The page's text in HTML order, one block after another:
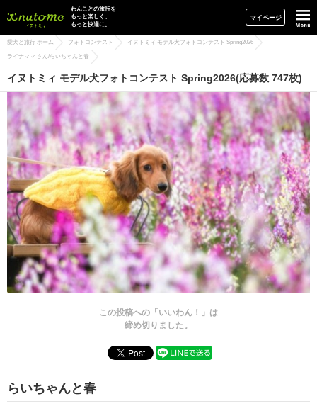
イヌトミィ
わんことの旅行を
もっと楽しく、
もっと快適に。
マイページ
愛犬と旅行 ホーム フォトコンテスト イヌトミィ モデル犬フォトコンテスト Spring2026
ライナママ さん/らいちゃんと春
イヌトミィ モデル犬フォトコンテスト Spring2026(応募数 747枚)
この投稿への「いいわん！」は
締め切りました。
らいちゃんと春